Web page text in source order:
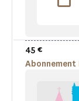
Abonnement
45 €